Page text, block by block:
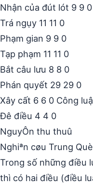
Nhận của đút lót 9 9 0
Trá ngụy 11 11 0
Phạm gian 9 9 0
Tạp phạm 11 11 0
Bắt câu lưu 8 8 0
Phán quyết 29 29 0
Xây cất 6 6 0 Công
Đê điều 4 4 0
NguyÔn thu thuû
Nghiªn cøu Trung
Trong số những điều
thì có hai điều (điều